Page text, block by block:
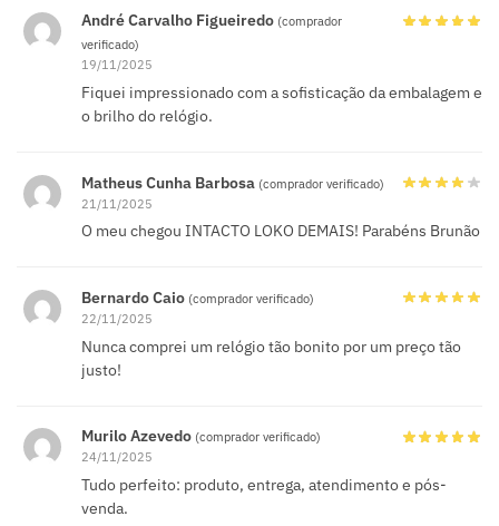
André Carvalho Figueiredo (comprador
verificado)
19/11/2025
Fiquei impressionado com a sofisticação da embalagem e
o brilho do relógio.
Matheus Cunha Barbosa (comprador verificado)
21/11/2025
O meu chegou INTACTO LOKO DEMAIS! Parabéns Brunão
Bernardo Caio (comprador verificado)
22/11/2025
Nunca comprei um relógio tão bonito por um preço tão
justo!
Murilo Azevedo (comprador verificado)
24/11/2025
Tudo perfeito: produto, entrega, atendimento e pós-
venda.